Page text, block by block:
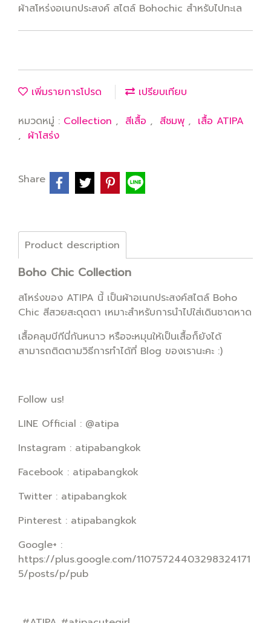
ผ้าสโหร่งอเนกประสงค์ สไตล์ Bohochic สำหรับไปทะเล
เพิ่มรายการโปรด
เปรียบเทียบ
หมวดหมู่ : Collection , สีเสื้อ , สีชมพุ , เสื้อ ATIPA
, ผ้าโสร่ง
Share
Product description
Boho Chic Collection
สโหร่งของ ATIPA นี้ เป็นผ้าอเนกประสงค์สไตล์ Boho
Chic สีสวยสะดุดตา เหมาะสำหรับการนำไปใส่เดินชาดหาด
เสื้อคลุมบีกีนี่กันหนาว หรือจะหมุนให้เป็นเสื้อก็ยังได้
สามารถติดตามวิธีการทำได้ที่ Blog ของเรานะคะ :)
Follow us!
LINE Official : @atipa
Instagram : atipabangkok
Facebook : atipabangkok
Twitter : atipabangkok
Pinterest : atipabangkok
Google+ :
https://plus.google.com/11075724403298324171
5/posts/p/pub